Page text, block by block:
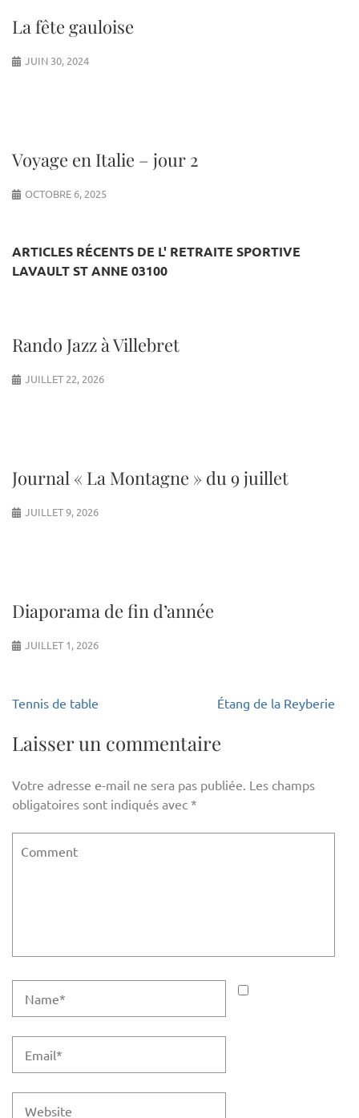
La fête gauloise
JUIN 30, 2024
Voyage en Italie – jour 2
OCTOBRE 6, 2025
ARTICLES RÉCENTS DE L' RETRAITE SPORTIVE
LAVAULT ST ANNE 03100
Rando Jazz à Villebret
JUILLET 22, 2026
Journal « La Montagne » du 9 juillet
JUILLET 9, 2026
Diaporama de fin d’année
JUILLET 1, 2026
Navigation
l’article
Tennis de table Étang de la Reyberie
Laisser un commentaire
Votre adresse e-mail ne sera pas publiée. Les champs
obligatoires sont indiqués avec *